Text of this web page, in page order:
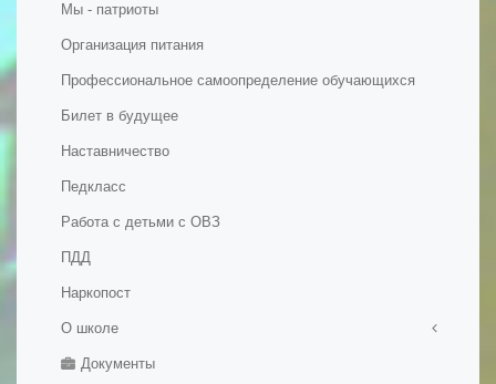
Мы - патриоты
Организация питания
Профессиональное самоопределение обучающихся
Билет в будущее
Наставничество
Педкласс
Работа с детьми с ОВЗ
ПДД
Наркопост
О школе
Правила приема в школу
Документы